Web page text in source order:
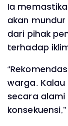
‎Ia
akan
dari pihak
terhadap
warga.
secara